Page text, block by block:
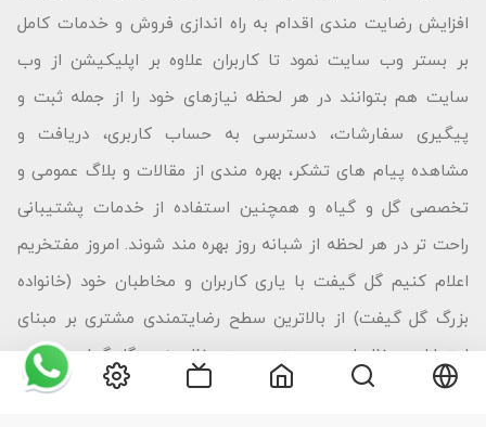
افزایش رضایت مندی اقدام به راه اندازی فروش و خدمات کامل
بر بستر وب سایت نمود تا کاربران علاوه بر اپلیکیشن از وب
سایت هم بتوانند در هر لحظه نیازهای خود را از جمله ثبت و
پیگیری سفارشات، دسترسی به حساب کاربری، دریافت و
مشاهده پیام های تشکر، بهره مندی از مقالات و بلاگ عمومی و
تخصصی گل و گیاه و همچنین استفاده از خدمات پشتیبانی
راحت تر در هر لحظه از شبانه روز بهره مند شوند. امروز مفتخریم
اعلام کنیم گل گیفت با یاری کاربران و مخاطبان خود (خانواده
بزرگ گل گیفت) از بالاترین سطح رضایتمندی مشتری بر مبنای
امتیازات و نظریات بر بستر سیستم نظرسنجی گل گیفت، شبکه
های مجازی و امتیازات تجربه کاربری در پلتفرم های دانلود نرم